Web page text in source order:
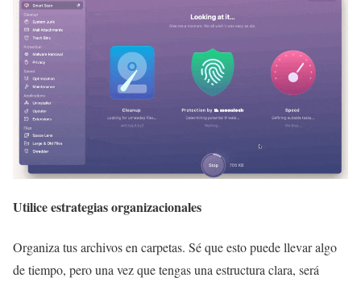
Utilice estrategias organizacionales
Organiza tus archivos en carpetas. Sé que esto puede llevar algo
de tiempo, pero una vez que tengas una estructura clara, será